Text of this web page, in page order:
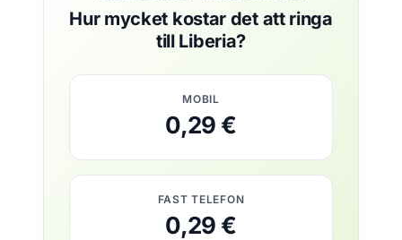
Hur mycket kostar det att ringa
till Liberia?
MOBIL
0,29 €
FAST TELEFON
0,29 €